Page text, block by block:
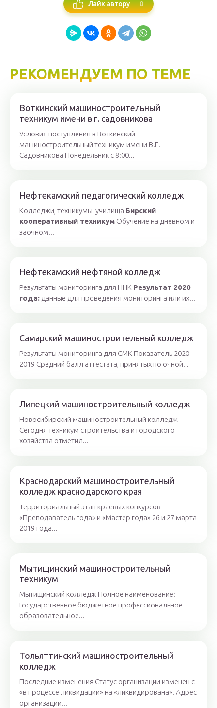
Лайк автору 0
РЕКОМЕНДУЕМ ПО ТЕМЕ
Воткинский машиностроительный
техникум имени в.г. садовникова
Условия поступления в Воткинский
машиностроительный техникум имени В.Г.
Садовникова Понедельник с 8:00...
Нефтекамский педагогический колледж
Колледжи, техникумы, училища Бирский
кооперативный техникум Обучение на дневном и
заочном...
Нефтекамский нефтяной колледж
Результаты мониторинга для ННК Результат 2020
года: данные для проведения мониторинга или их...
Самарский машиностроительный колледж
Результаты мониторинга для СМК Показатель 2020
2019 Средний балл аттестата, принятых по очной...
Липецкий машиностроительный колледж
Новосибирский машиностроительный колледж
Сегодня техникум строительства и городского
хозяйства отметил...
Краснодарский машиностроительный
колледж краснодарского края
Территориальный этап краевых конкурсов
«Преподаватель года» и «Мастер года» 26 и 27 марта
2019 года...
Мытищинский машиностроительный
техникум
Мытищинский колледж Полное наименование:
Государственное бюджетное профессиональное
образовательное...
Тольяттинский машиностроительный
колледж
Последние изменения Статус организации изменен с
«в процессе ликвидации» на «ликвидирована». Адрес
организации...